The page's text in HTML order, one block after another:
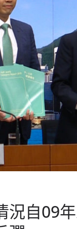
況自09